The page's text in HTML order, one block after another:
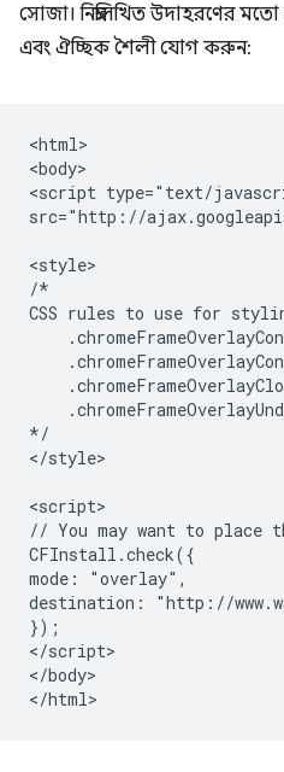
সোজা। নিম্নলিখিত উদাহরণের
এবং ঐচ্ছিক শৈলী যোগ করুন:
<html>
<body>
<script type="text/
src="http://
<style>
/*
CSS rules to use for
*/
</style>
<script>
// You may want to place
CFInstall.check({
mode: "overlay",
destination: "http://
});
</script>
</body>